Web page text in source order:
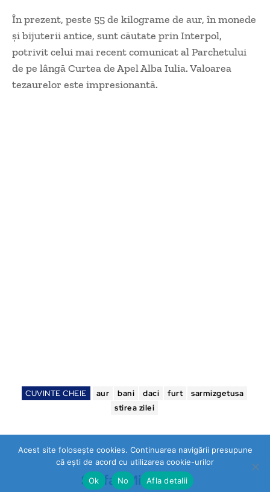
În prezent, peste 55 de kilograme de aur, în monede
şi bijuterii antice, sunt căutate prin Interpol,
potrivit celui mai recent comunicat al Parchetului
de pe lângă Curtea de Apel Alba Iulia. Valoarea
tezaurelor este impresionantă.
CUVINTE CHEIE aur bani daci furt
sarmizgetusa
stirea zilei
Stefan Mihalache
Acest site folosește cookies. Continuarea navigării presupune
că ești de acord cu utilizarea cookie-urilor
Ok
No Afla detalii